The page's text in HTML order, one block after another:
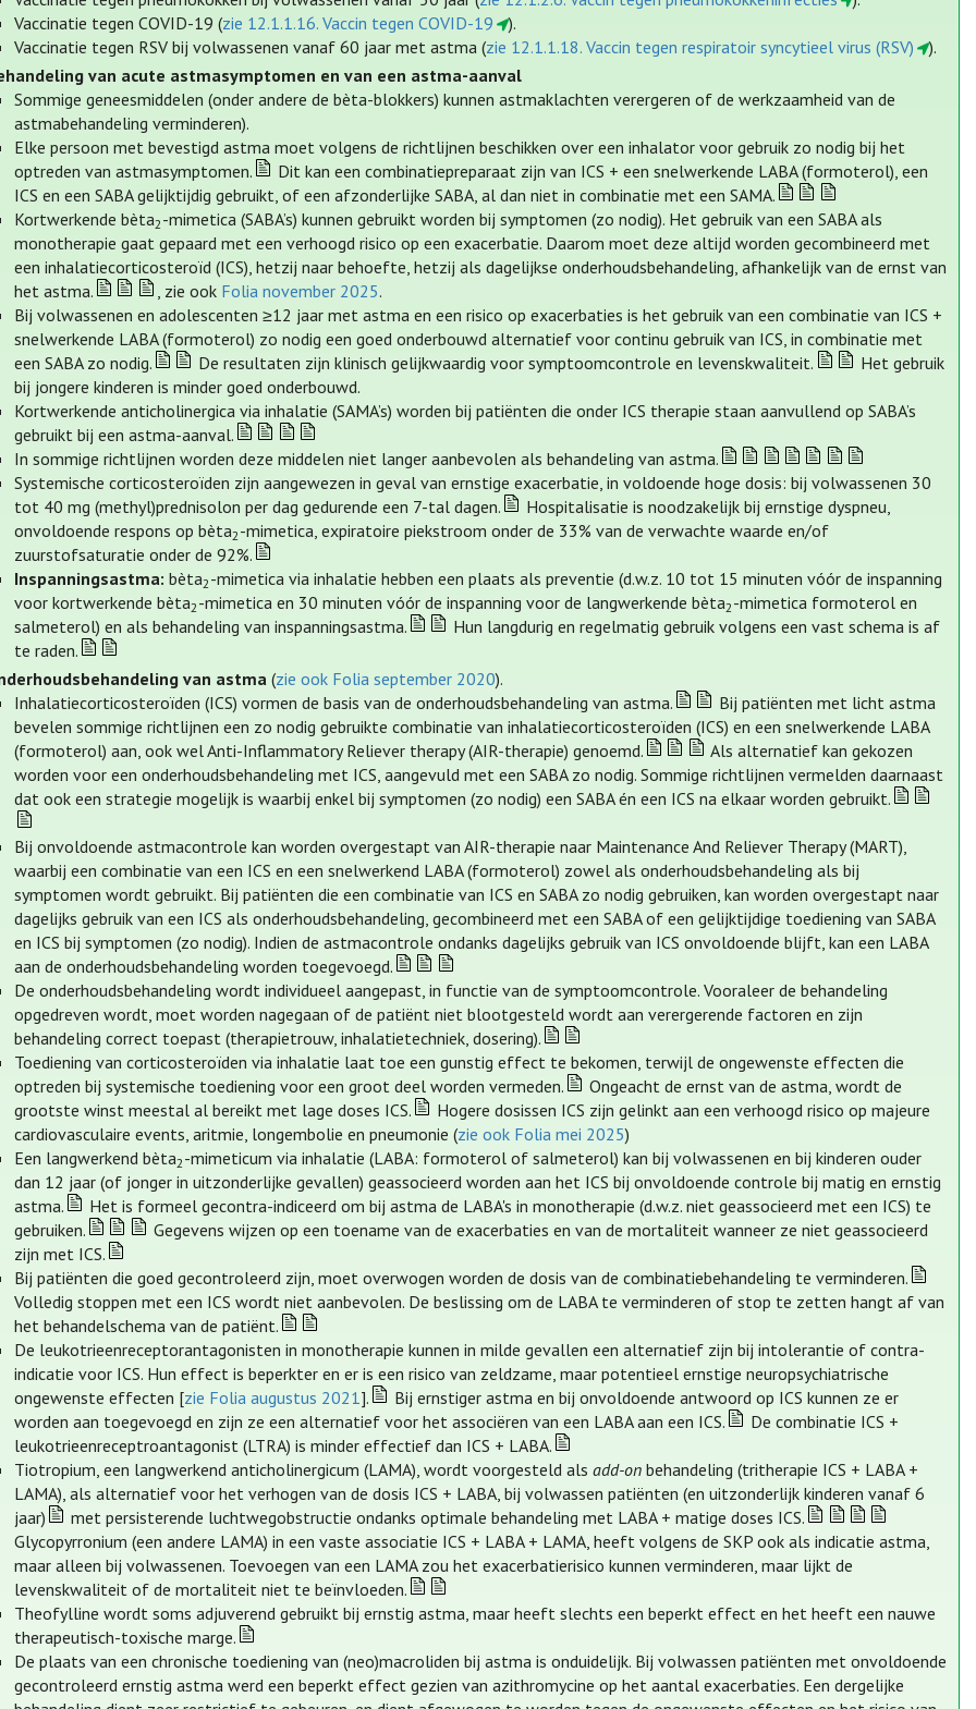
Vaccinatie tegen COVID-19 (zie 12.1.1.16. Vaccin tegen COVID-19
).
Vaccinatie tegen RSV bij volwassenen vanaf 60 jaar met astma (zie 12.1.1.18. Vaccin tegen respiratoir syncytieel virus (RSV)
).
van acute astmasymptomen en van een astma-aanval
Sommige geneesmiddelen (onder andere de bèta-blokkers) kunnen astmaklachten verergeren of de werkzaamheid van de
astmabehandeling verminderen).
Elke persoon met bevestigd astma moet volgens de richtlijnen beschikken over een inhalator voor gebruik zo nodig bij het
optreden van astmasymptomen.
Dit kan een combinatiepreparaat zijn van ICS + een snelwerkende LABA (formoterol), een
ICS en een SABA gelijktijdig gebruikt, of een afzonderlijke SABA, al dan niet in combinatie met een SAMA.
Kortwerkende bèta2-mimetica (SABA’s) kunnen gebruikt worden bij symptomen (zo nodig). Het gebruik van een SABA als
monotherapie gaat gepaard met een verhoogd risico op een exacerbatie. Daarom moet deze altijd worden gecombineerd met
een inhalatiecorticosteroïd (ICS), hetzij naar behoefte, hetzij als dagelijkse onderhoudsbehandeling, afhankelijk van de ernst van
het astma.
, zie ook Folia november 2025.
Bij volwassenen en adolescenten ≥12 jaar met astma en een risico op exacerbaties is het gebruik van een combinatie van ICS +
snelwerkende LABA (formoterol) zo nodig een goed onderbouwd alternatief voor continu gebruik van ICS, in combinatie met
een SABA zo nodig.
De resultaten zijn klinisch gelijkwaardig voor symptoomcontrole en levenskwaliteit.
Het gebruik
bij jongere kinderen is minder goed onderbouwd.
Kortwerkende anticholinergica via inhalatie (SAMA’s) worden bij patiënten die onder ICS therapie staan aanvullend op SABA’s
gebruikt bij een astma-aanval.
In sommige richtlijnen worden deze middelen niet langer aanbevolen als behandeling van astma.
Systemische corticosteroïden zijn aangewezen in geval van ernstige exacerbatie, in voldoende hoge dosis: bij volwassenen 30
tot 40 mg (methyl)prednisolon per dag gedurende een 7-tal dagen.
Hospitalisatie is noodzakelijk bij ernstige dyspneu,
onvoldoende respons op bèta2-mimetica, expiratoire piekstroom onder de 33% van de verwachte waarde en/of
zuurstofsaturatie onder de 92%.
Inspanningsastma: bèta2-mimetica via inhalatie hebben een plaats als preventie (d.w.z. 10 tot 15 minuten vóór de inspanning
voor kortwerkende bèta2-mimetica en 30 minuten vóór de inspanning voor de langwerkende bèta2-mimetica formoterol en
salmeterol) en als behandeling van inspanningsastma.
Hun langdurig en regelmatig gebruik volgens een vast schema is af
te raden.
van astma (zie ook Folia september 2020).
Inhalatiecorticosteroïden (ICS) vormen de basis van de onderhoudsbehandeling van astma.
Bij patiënten met licht astma
bevelen sommige richtlijnen een zo nodig gebruikte combinatie van inhalatiecorticosteroïden (ICS) en een snelwerkende LABA
(formoterol) aan, ook wel Anti-Inflammatory Reliever therapy (AIR-therapie) genoemd.
Als alternatief kan gekozen
worden voor een onderhoudsbehandeling met ICS, aangevuld met een SABA zo nodig. Sommige richtlijnen vermelden daarnaast
dat ook een strategie mogelijk is waarbij enkel bij symptomen (zo nodig) een SABA én een ICS na elkaar worden gebruikt.
Bij onvoldoende astmacontrole kan worden overgestapt van AIR-therapie naar Maintenance And Reliever Therapy (MART),
waarbij een combinatie van een ICS en een snelwerkend LABA (formoterol) zowel als onderhoudsbehandeling als bij
symptomen wordt gebruikt. Bij patiënten die een combinatie van ICS en SABA zo nodig gebruiken, kan worden overgestapt naar
dagelijks gebruik van een ICS als onderhoudsbehandeling, gecombineerd met een SABA of een gelijktijdige toediening van SABA
en ICS bij symptomen (zo nodig). Indien de astmacontrole ondanks dagelijks gebruik van ICS onvoldoende blijft, kan een LABA
aan de onderhoudsbehandeling worden toegevoegd.
De onderhoudsbehandeling wordt individueel aangepast, in functie van de symptoomcontrole. Vooraleer de behandeling
opgedreven wordt, moet worden nagegaan of de patiënt niet blootgesteld wordt aan verergerende factoren en zijn
behandeling correct toepast (therapietrouw, inhalatietechniek, dosering).
Toediening van corticosteroïden via inhalatie laat toe een gunstig effect te bekomen, terwijl de ongewenste effecten die
optreden bij systemische toediening voor een groot deel worden vermeden.
Ongeacht de ernst van de astma, wordt de
grootste winst meestal al bereikt met lage doses ICS.
Hogere dosissen ICS zijn gelinkt aan een verhoogd risico op majeure
cardiovasculaire events, aritmie, longembolie en pneumonie (zie ook Folia mei 2025)
Een langwerkend bèta2-mimeticum via inhalatie (LABA: formoterol of salmeterol) kan bij volwassenen en bij kinderen ouder
dan 12 jaar (of jonger in uitzonderlijke gevallen) geassocieerd worden aan het ICS bij onvoldoende controle bij matig en ernstig
astma.
Het is formeel gecontra-indiceerd om bij astma de LABA's in monotherapie (d.w.z. niet geassocieerd met een ICS) te
gebruiken.
Gegevens wijzen op een toename van de exacerbaties en van de mortaliteit wanneer ze niet geassocieerd
zijn met ICS.
Bij patiënten die goed gecontroleerd zijn, moet overwogen worden de dosis van de combinatiebehandeling te verminderen.
Volledig stoppen met een ICS wordt niet aanbevolen. De beslissing om de LABA te verminderen of stop te zetten hangt af van
het behandelschema van de patiënt.
De leukotrieenreceptorantagonisten in monotherapie kunnen in milde gevallen een alternatief zijn bij intolerantie of contra-
indicatie voor ICS. Hun effect is beperkter en er is een risico van zeldzame, maar potentieel ernstige neuropsychiatrische
ongewenste effecten [zie Folia augustus 2021].
Bij ernstiger astma en bij onvoldoende antwoord op ICS kunnen ze er
worden aan toegevoegd en zijn ze een alternatief voor het associëren van een LABA aan een ICS.
De combinatie ICS +
leukotrieenreceptroantagonist (LTRA) is minder effectief dan ICS + LABA.
Tiotropium, een langwerkend anticholinergicum (LAMA), wordt voorgesteld als add-onbehandeling (tritherapie ICS + LABA +
LAMA), als alternatief voor het verhogen van de dosis ICS + LABA, bij volwassen patiënten (en uitzonderlijk kinderen vanaf 6
jaar)
met persisterende luchtwegobstructie ondanks optimale behandeling met LABA + matige doses ICS.
Glycopyrronium (een andere LAMA) in een vaste associatie ICS + LABA + LAMA, heeft volgens de SKP ook als indicatie astma,
maar alleen bij volwassenen. Toevoegen van een LAMA zou het exacerbatierisico kunnen verminderen, maar lijkt de
levenskwaliteit of de mortaliteit niet te beïnvloeden.
Theofylline wordt soms adjuverend gebruikt bij ernstig astma, maar heeft slechts een beperkt effect en het heeft een nauwe
therapeutisch-toxische marge.
De plaats van een chronische toediening van (neo)macroliden bij astma is onduidelijk. Bij volwassen patiënten met onvoldoende
gecontroleerd ernstig astma werd een beperkt effect gezien van azithromycine op het aantal exacerbaties. Een dergelijke